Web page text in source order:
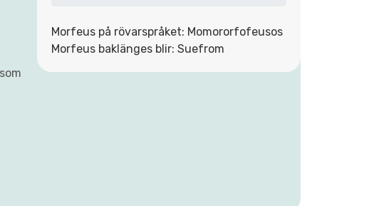
Morfeus på rövarspråket: Momororfofeusos
Morfeus baklänges blir: Suefrom